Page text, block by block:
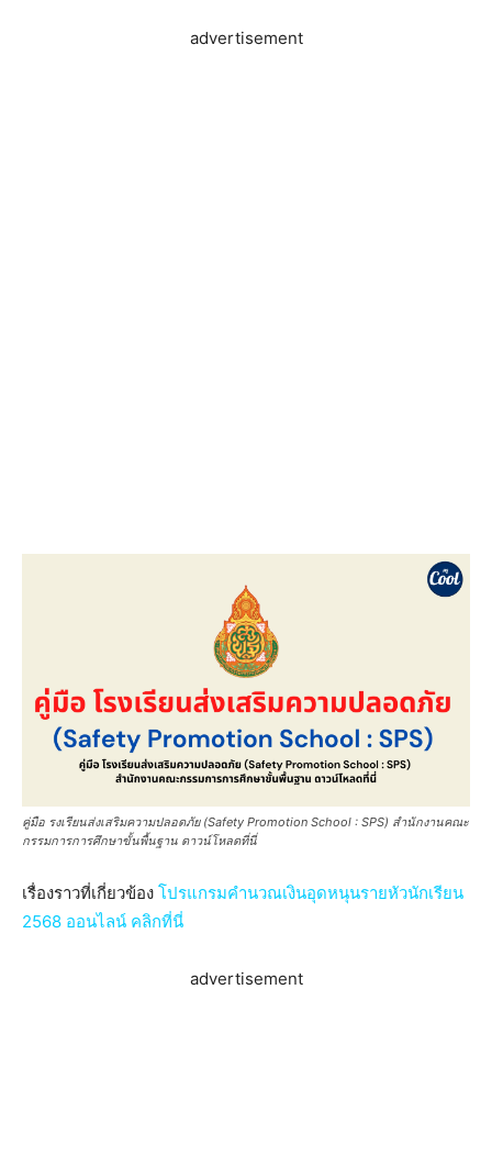
advertisement
คู่มือ รงเรียนส่งเสริมความปลอดภัย (Safety Promotion School : SPS) สำนักงานคณะ
กรรมการการศึกษาขั้นพื้นฐาน ดาวน์โหลดที่นี่
เรื่องราวที่เกี่ยวข้อง โปรแกรมคำนวณเงินอุดหนุนรายหัวนักเรียน
2568 ออนไลน์ คลิกที่นี่
advertisement